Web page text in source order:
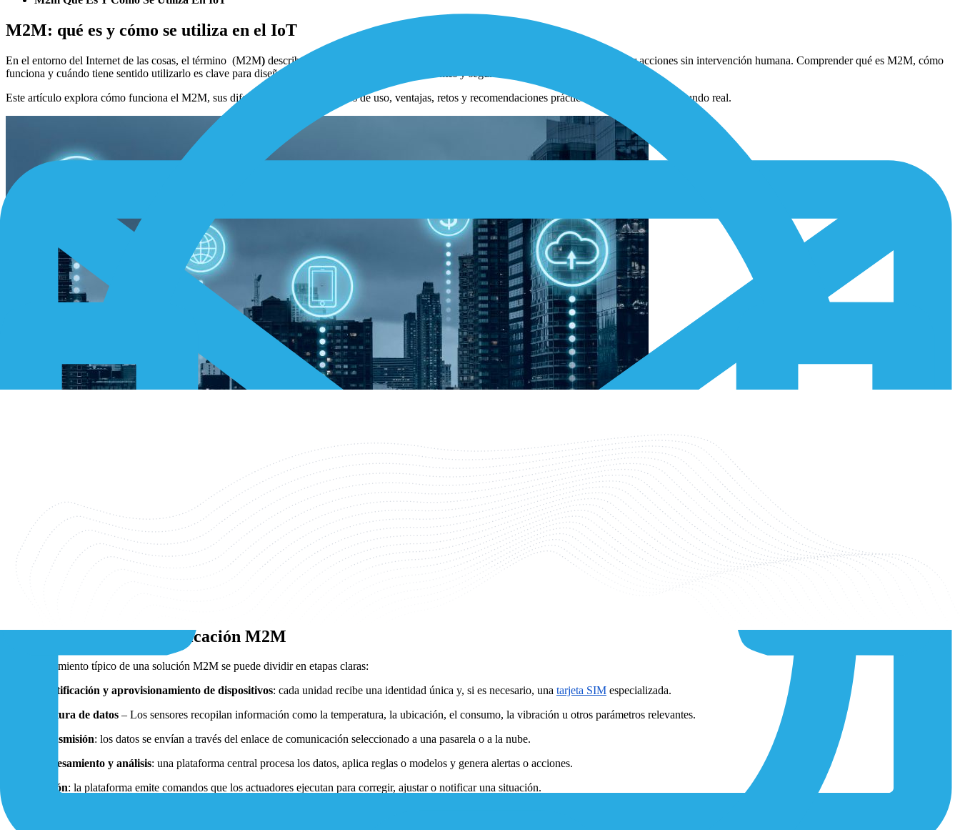
M2M: qué es y cómo se utiliza en el IoT
En el entorno del Internet de las cosas, el término (M2M) describe la comunicación directa entre máquinas para intercambiar datos y realizar acciones sin intervención humana. Comprender qué es M2M, cómo
funciona y cuándo tiene sentido utilizarlo es clave para diseñar soluciones de IoT robustas, eficientes y seguras.
Este artículo explora cómo funciona el M2M, sus diferencias con el IoT, casos de uso, ventajas, retos y recomendaciones prácticas para proyectos del mundo real.
¿Qué es M2M y por qué es importante?
M2M, abreviatura de Machine to Machine (máquina a máquina), se refiere a los sistemas en los que dispositivos físicos conectados, como sensores, actuadores, módulos de comunicación y controladores,
intercambian datos entre sí o con una plataforma central. A diferencia de la comunicación diseñada para la interacción humana, el objetivo principal de M2M es automatizar tareas, supervisar estados y permitir
respuestas en tiempo real que optimicen los procesos operativos.
Cómo funciona la comunicación M2M
El funcionamiento típico de una solución M2M se puede dividir en etapas claras:
Identificación y aprovisionamiento de dispositivos: cada unidad recibe una identidad única y, si es necesario, una tarjeta SIM especializada.
Captura de datos – Los sensores recopilan información como la temperatura, la ubicación, el consumo, la vibración u otros parámetros relevantes.
Transmisión: los datos se envían a través del enlace de comunicación seleccionado a una pasarela o a la nube.
Procesamiento y análisis: una plataforma central procesa los datos, aplica reglas o modelos y genera alertas o acciones.
Acción: la plataforma emite comandos que los actuadores ejecutan para corregir, ajustar o notificar una situación.